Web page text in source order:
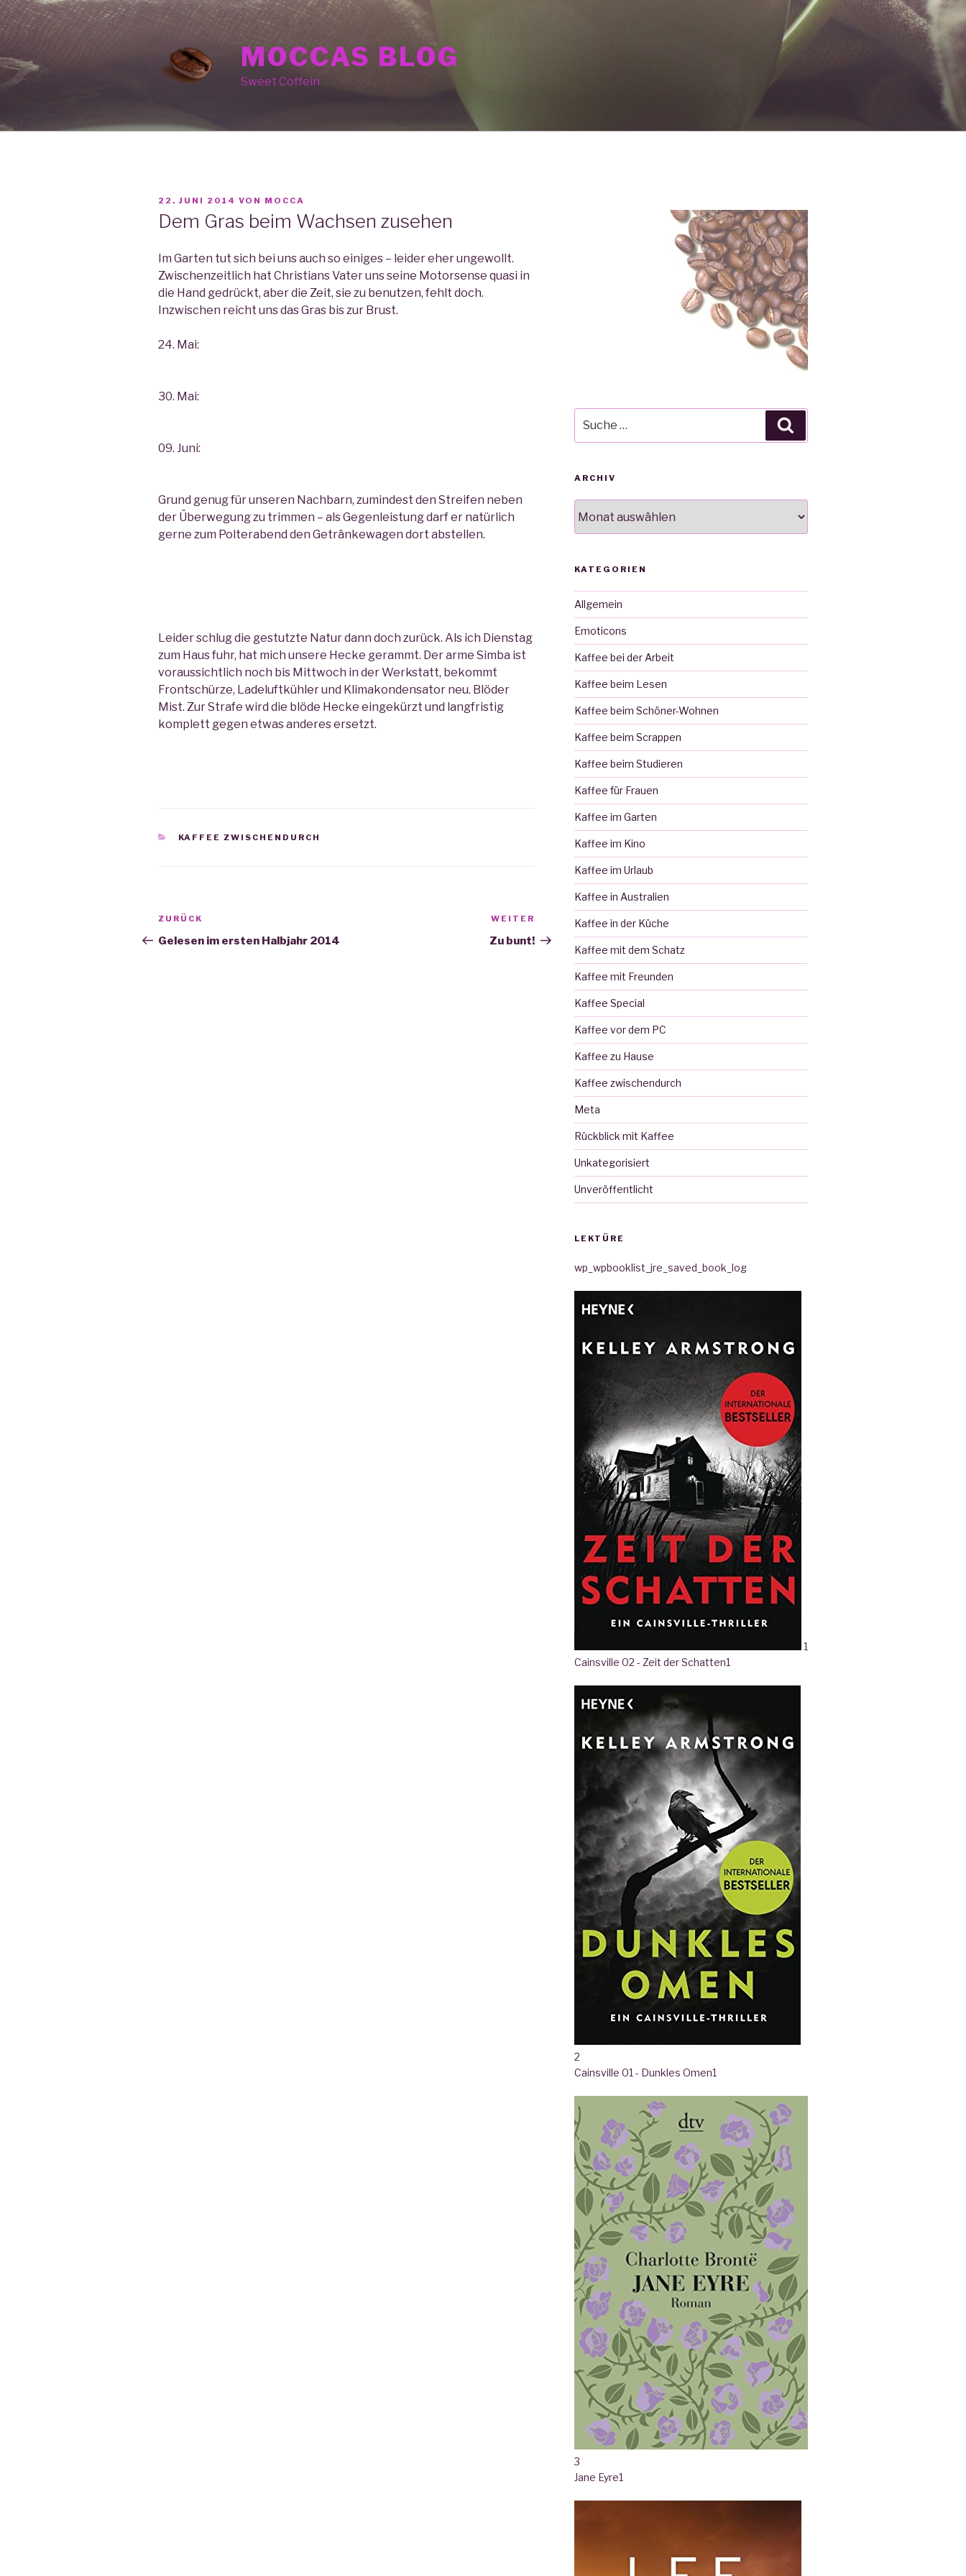
Zum
Inhalt
springen
MOCCAS BLOG
Sweet Coffein
VERÖFFENTLICHT
AM
22. JUNI 2014 VON MOCCA
Dem Gras beim Wachsen zusehen
Im Garten tut sich bei uns auch so einiges – leider eher ungewollt.
Zwischenzeitlich hat Christians Vater uns seine Motorsense quasi in
die Hand gedrückt, aber die Zeit, sie zu benutzen, fehlt doch.
Inzwischen reicht uns das Gras bis zur Brust.
24. Mai:
30. Mai:
09. Juni:
Grund genug für unseren Nachbarn, zumindest den Streifen neben
der Überwegung zu trimmen – als Gegenleistung darf er natürlich
gerne zum Polterabend den Getränkewagen dort abstellen.
Leider schlug die gestutzte Natur dann doch zurück. Als ich Dienstag
zum Haus fuhr, hat mich unsere Hecke gerammt. Der arme Simba ist
voraussichtlich noch bis Mittwoch in der Werkstatt, bekommt
Frontschürze, Ladeluftkühler und Klimakondensator neu. Blöder
Mist. Zur Strafe wird die blöde Hecke eingekürzt und langfristig
komplett gegen etwas anderes ersetzt.
KATEGORIEN
KAFFEE ZWISCHENDURCH
Beitrags-
Navigation
Vorheriger
Beitrag
ZURÜCK
Gelesen im ersten Halbjahr 2014
Nächster
Beitrag
WEITER
Zu bunt!
nach:
ARCHIV
KATEGORIEN
Allgemein
Emoticons
Kaffee bei der Arbeit
Kaffee beim Lesen
Kaffee beim Schöner-Wohnen
Kaffee beim Scrappen
Kaffee beim Studieren
Kaffee für Frauen
Kaffee im Garten
Kaffee im Kino
Kaffee im Urlaub
Kaffee in Australien
Kaffee in der Küche
Kaffee mit dem Schatz
Kaffee mit Freunden
Kaffee Special
Kaffee vor dem PC
Kaffee zu Hause
Kaffee zwischendurch
Meta
Rückblick mit Kaffee
Unkategorisiert
Unveröffentlicht
LEKTÜRE
wp_wpbooklist_jre_saved_book_log
1
Cainsville 02 - Zeit der Schatten1
2
Cainsville 01 - Dunkles Omen1
3
Jane Eyre1